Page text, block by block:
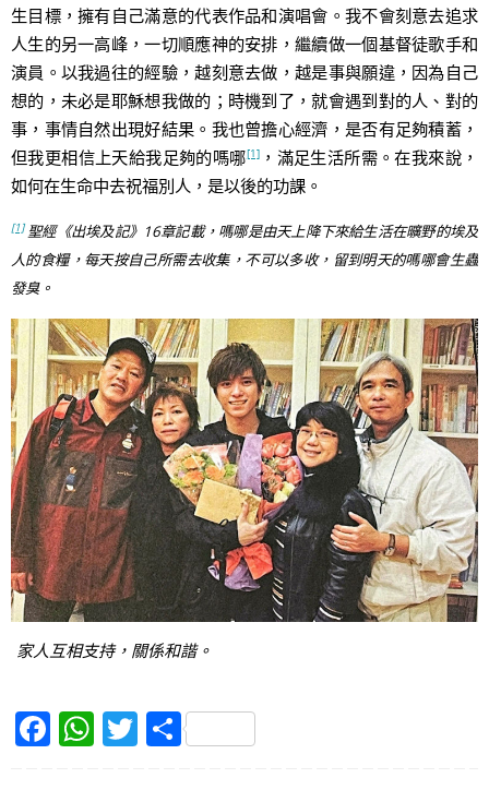
生目標，擁有自己滿意的代表作品和演唱會。我不會刻意去追求
人生的另一高峰，一切順應神的安排，繼續做一個基督徒歌手和
演員。以我過往的經驗，越刻意去做，越是事與願違，因為自己
想的，未必是耶穌想我做的；時機到了，就會遇到對的人、對的
事，事情自然出現好結果。我也曾擔心經濟，是否有足夠積蓄，
但我更相信上天給我足夠的嗎哪[1]，滿足生活所需。在我來說，
如何在生命中去祝福別人，是以後的功課。
[1]聖經《出埃及記》16章記載，嗎哪是由天上降下來給生活在曠野的埃及
人的食糧，每天按自己所需去收集，不可以多收，留到明天的嗎哪會生蟲
發臭。
家人互相支持，關係和諧。
F W T S